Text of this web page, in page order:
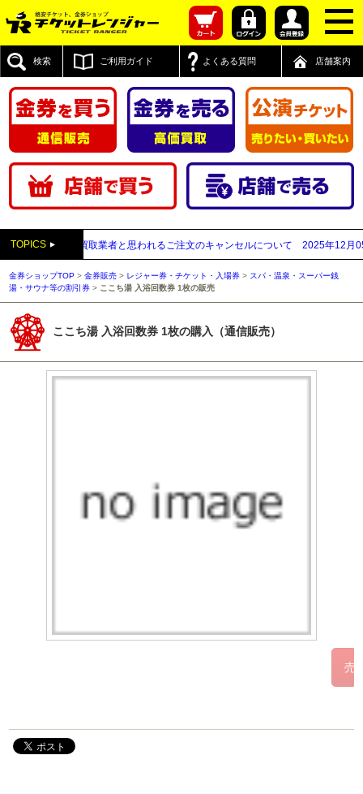
検索 ご利用ガイド よくある質問 店舗案内
TOPICS
先が先払い買取業者と思われるご注文のキャンセルについて 2025年12月05日
金券ショップTOP >金券販売 > レジャー券・チケット・入場券 > スパ・温泉・スーパー銭
湯・サウナ等の割引券 > ここち湯 入浴回数券 1枚の販売
ここち湯 入浴回数券 1枚の購入（通信販売）